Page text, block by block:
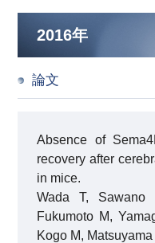
2016年
論文
Absence of
recovery after
in mice.
Wada T, Sawano
Fukumoto M,
Kogo M,